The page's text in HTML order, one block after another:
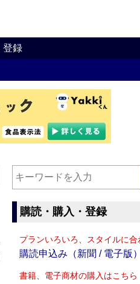
登録
購読・購入・登録
プランいろいろ、スタイルに合
購読申込み（新聞 / 電子版）
書籍、電子商材の購入はこちら